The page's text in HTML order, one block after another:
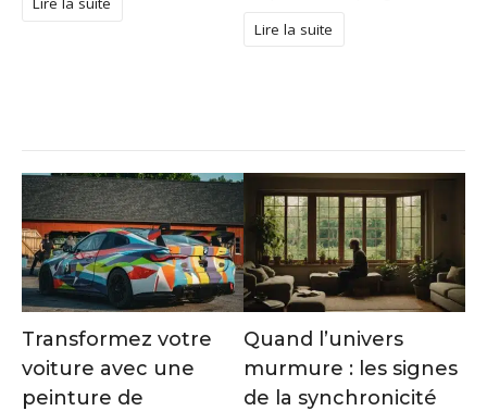
Lire la suite
Transformez votre
voiture avec une
peinture de
Quand l’univers
murmure : les signes
de la synchronicité